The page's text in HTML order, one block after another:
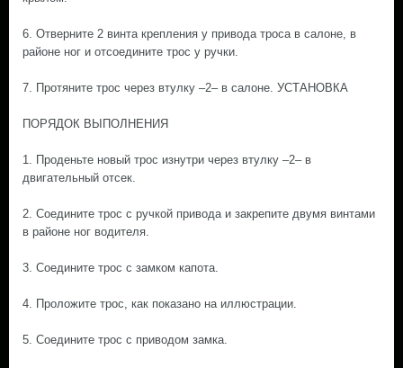
6. Отверните 2 винта крепления у привода троса в салоне, в
районе ног и отсоедините трос у ручки.
7. Протяните трос через втулку –2– в салоне. УСТАНОВКА
ПОРЯДОК ВЫПОЛНЕНИЯ
1. Проденьте новый трос изнутри через втулку –2– в
двигательный отсек.
2. Соедините трос с ручкой привода и закрепите двумя винтами
в районе ног водителя.
3. Соедините трос с замком капота.
4. Проложите трос, как показано на иллюстрации.
5. Соедините трос с приводом замка.